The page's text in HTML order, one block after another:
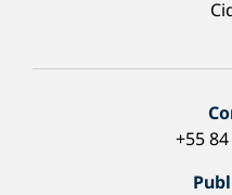
+55